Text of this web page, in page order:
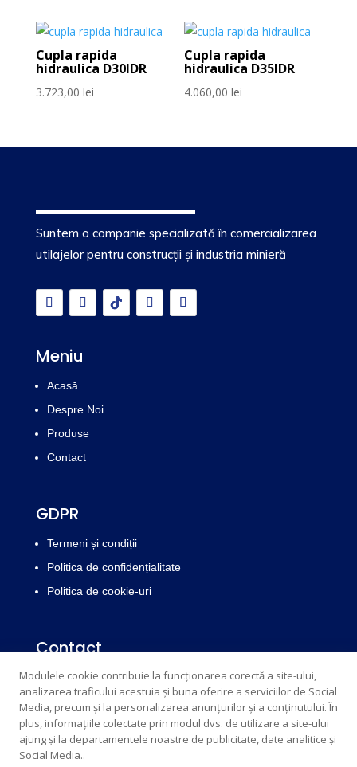
Cupla rapida
hidraulica D30IDR
3.723,00 lei
Cupla rapida
hidraulica D35IDR
4.060,00lei
Suntem o companie specializată în comercializarea
utilajelor pentru construcții și industria minieră
Meniu
Acasă
Despre Noi
Produse
Contact
GDPR
Termeni și condiții
Politica de confidențialitate
Politica de cookie-uri
Contact
Email : edrichsrl@yahoo.cominfo@edrich.ro
Telefon: 077303831,0773854017
Telefon fix: 0259313033
Modulele cookie contribuie la funcționarea corectă a site-ului,
analizarea traficului acestuia și buna oferire a serviciilor de Social
Media, precum și la personalizarea anunțurilor și a conținutului. În
plus, informațiile colectate prin modul dvs. de utilizare a site-ului
ajung și la departamentele noastre de publicitate, date analitice și
Social Media..